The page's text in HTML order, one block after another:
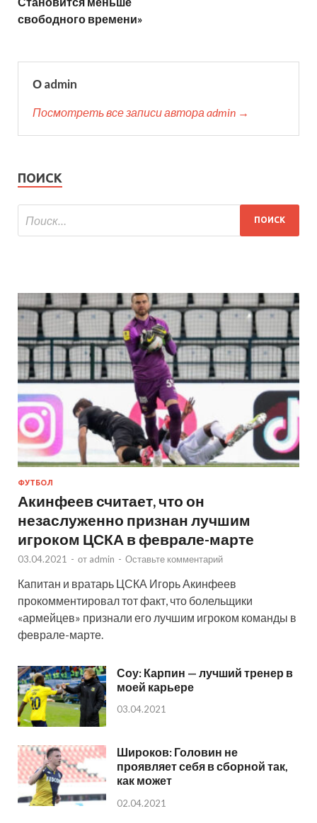
свободного времени»
О admin
Посмотреть все записи автора admin →
ПОИСК
ФУТБОЛ
Акинфеев считает, что он
незаслуженно признан лучшим
игроком ЦСКА в феврале-марте
03.04.2021 - от admin - Оставьте комментарий
Капитан и вратарь ЦСКА Игорь Акинфеев
прокомментировал тот факт, что болельщики
«армейцев» признали его лучшим игроком команды в
феврале-марте.
Соу: Карпин — лучший тренер в
моей карьере
03.04.2021
Широков: Головин не
проявляет себя в сборной так,
как может
02.04.2021